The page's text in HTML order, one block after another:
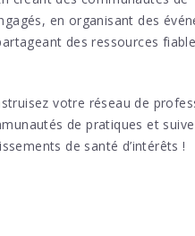
en organisant des
des ressources
votre réseau de
de pratiques et
de santé d’intérêts !